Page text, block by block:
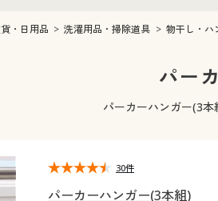
すべて
インナー・下着通販すべてメンズ通販すべて
メンズファッション
メンズ下着
家電・雑
家電
キッチン
・日用品 洗濯用品・掃除道具 物干し・ハ
パー
パーカーハンガー(3本
パーカーハンガー(3本組)
30件